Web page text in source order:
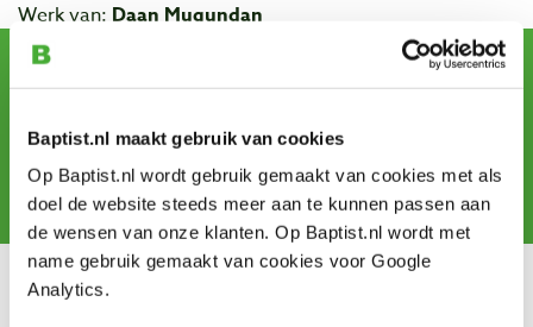
Baptist.nl maakt gebruik van cookies
Op Baptist.nl wordt gebruik gemaakt van cookies met als
doel de website steeds meer aan te kunnen passen aan
de wensen van onze klanten. Op Baptist.nl wordt met
name gebruik gemaakt van cookies voor Google
Analytics.
Werk van: Daan Mugundan
Schrijf u in voor de maandelijkse nieuwsbrief
en ontvang aanbiedingen, nieuwe producten en tips.
Aanmelden
Klantenservice